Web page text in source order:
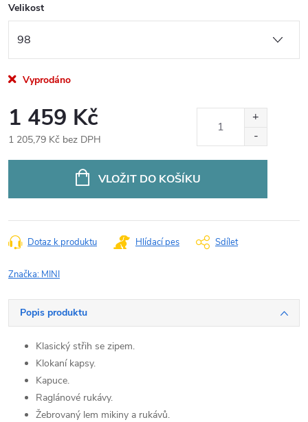
Velikost
Vyprodáno
1 459 Kč
1 205,79 Kč bez DPH
VLOŽIT DO KOŠÍKU
Dotaz k produktu Hlídací pes Sdílet
Značka: MINI
Popis produktu
Klasický střih se zipem.
Klokaní kapsy.
Kapuce.
Raglánové rukávy.
Žebrovaný lem mikiny a rukávů.